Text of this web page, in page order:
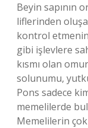
Beyin sapının
liflerinden
kontrol etmenin
gibi işlevlere
kısmı olan
solunumu,
Pons sadece
memelilerde
Memelilerin çok